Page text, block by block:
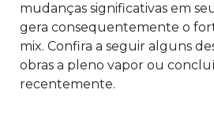
mudanças significativas em
gera consequentemente o
mix. Confira a seguir alguns
obras a pleno vapor ou
recentemente.